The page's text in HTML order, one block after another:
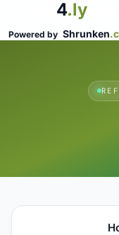
4.ly
Powered by Shrunken